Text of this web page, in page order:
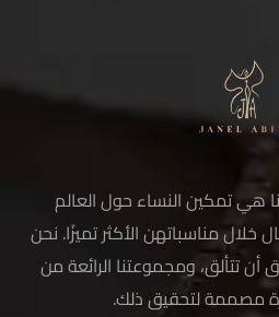
هي تمكين النساء حول العالم
مناسباتهن الأكثر تميزًا. نحن
تتألق، ومجموعتنا الرائعة من
مصممة لتحقيق ذلك.